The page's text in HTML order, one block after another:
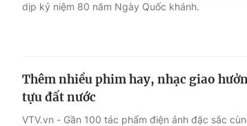
dịp kỷ niệm 80 năm Ngày Quốc khánh.
Thêm nhiều phim hay, nhạc giao
tựu đất nước
VTV.vn - Gần 100 tác phẩm điện ảnh đặc sắc